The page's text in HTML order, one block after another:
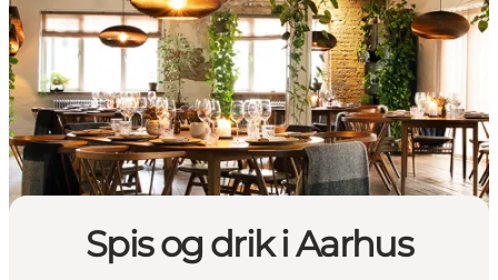
Randers
Silkeborg
Viborg
Favrskov
Spis og drik i Aarhus